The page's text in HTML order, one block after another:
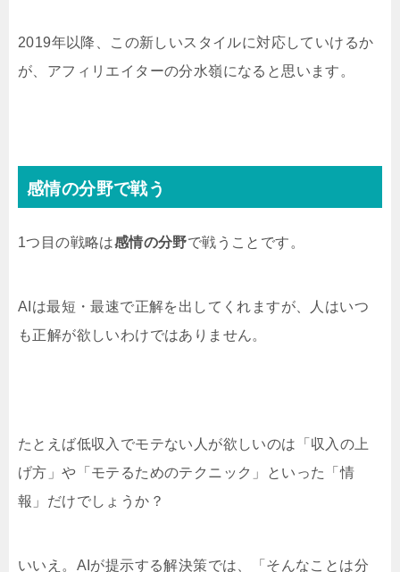
2019年以降、この新しいスタイルに対応していけるか
が、アフィリエイターの分水嶺になると思います。
感情の分野で戦う
1つ目の戦略は感情の分野で戦うことです。
AIは最短・最速で正解を出してくれますが、人はいつ
も正解が欲しいわけではありません。
たとえば低収入でモテない人が欲しいのは「収入の上
げ方」や「モテるためのテクニック」といった「情
報」だけでしょうか？
いいえ。AIが提示する解決策では、「そんなことは分